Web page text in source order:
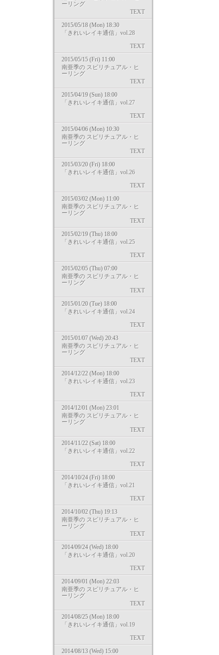
ーリング
TEXT
2015/05/18 (Mon) 18:30
「きれいレイキ通信」vol.28
TEXT
2015/05/15 (Fri) 11:00
南亜季の スピリチュアル・ヒ
ーリング
TEXT
2015/04/19 (Sun) 18:00
「きれいレイキ通信」vol.27
TEXT
2015/04/06 (Mon) 10:30
南亜季の スピリチュアル・ヒ
ーリング
TEXT
2015/03/20 (Fri) 18:00
「きれいレイキ通信」vol.26
TEXT
2015/03/02 (Mon) 11:00
南亜季の スピリチュアル・ヒ
ーリング
TEXT
2015/02/19 (Thu) 18:00
「きれいレイキ通信」vol.25
TEXT
2015/02/05 (Thu) 07:00
南亜季の スピリチュアル・ヒ
ーリング
TEXT
2015/01/20 (Tue) 18:00
「きれいレイキ通信」vol.24
TEXT
2015/01/07 (Wed) 20:43
南亜季の スピリチュアル・ヒ
ーリング
TEXT
2014/12/22 (Mon) 18:00
「きれいレイキ通信」vol.23
TEXT
2014/12/01 (Mon) 23:01
南亜季の スピリチュアル・ヒ
ーリング
TEXT
2014/11/22 (Sat) 18:00
「きれいレイキ通信」vol.22
TEXT
2014/10/24 (Fri) 18:00
「きれいレイキ通信」vol.21
TEXT
2014/10/02 (Thu) 19:13
南亜季の スピリチュアル・ヒ
ーリング
TEXT
2014/09/24 (Wed) 18:00
「きれいレイキ通信」vol.20
TEXT
2014/09/01 (Mon) 22:03
南亜季の スピリチュアル・ヒ
ーリング
TEXT
2014/08/25 (Mon) 18:00
「きれいレイキ通信」vol.19
TEXT
2014/08/13 (Wed) 15:00